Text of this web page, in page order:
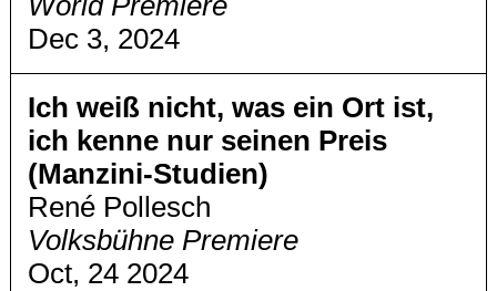
Dec 3, 2024
Ich weiß nicht, was ein Ort ist,
ich kenne nur seinen Preis
(Manzini-Studien)
René Pollesch
Volksbühne Premiere
Oct, 24 2024